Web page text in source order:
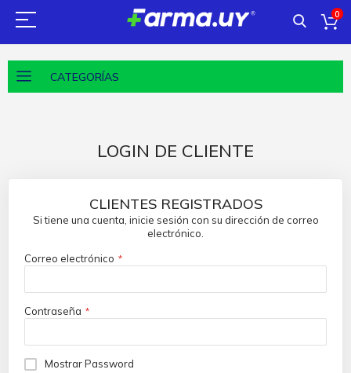
0
CATEGORÍAS
LOGIN DE CLIENTE
CLIENTES REGISTRADOS
Si tiene una cuenta, inicie sesión con su dirección de correo
electrónico.
Correo electrónico
Contraseña
Mostrar Password